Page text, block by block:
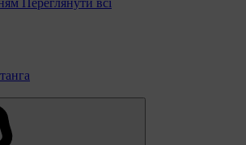
Переглянути всі